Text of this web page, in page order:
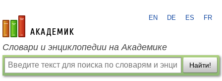
academic.ru
EN DE ES FR
Словари и энциклопедии на Академике
Найти!